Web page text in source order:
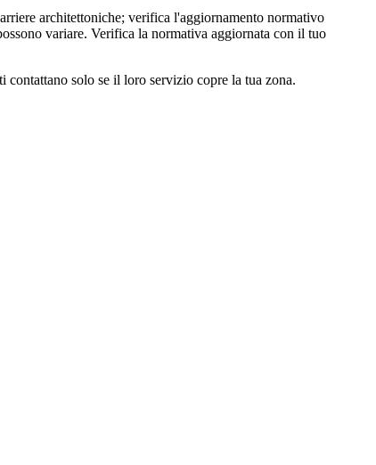
architettoniche; verifica l'aggiornamento normativo
variare. Verifica la normativa aggiornata con il tuo
solo se il loro servizio copre la tua zona.